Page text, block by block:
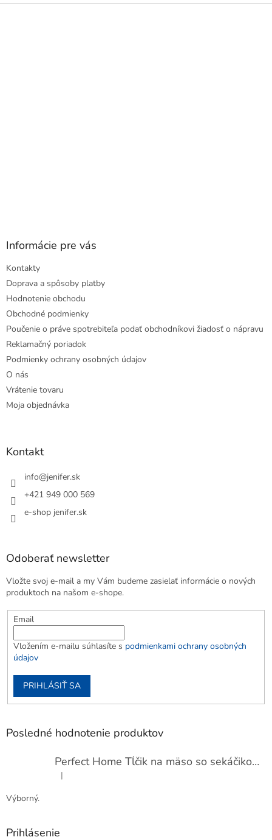
Z
Informácie pre vás
Kontakty
Doprava a spôsoby platby
Hodnotenie obchodu
Obchodné podmienky
Poučenie o práve spotrebiteľa podať obchodníkovi žiadosť o nápravu
Reklamačný poriadok
Podmienky ochrany osobných údajov
O nás
Vrátenie tovaru
Moja objednávka
Kontakt
info@jenifer.sk
+421 949 000 569
e-shop jenifer.sk
Odoberať newsletter
Vložte svoj e-mail a my Vám budeme zasielať informácie o nových
produktoch na našom e-shope.
Email
Vložením e-mailu súhlasíte s podmienkami ochrany osobných
údajov
PRIHLÁSIŤ SA
Posledné hodnotenie produktov
Perfect Home Tĺčik na mäso so sekáčikom, 56893
Hodnotenie produktu je 5 z 5 hviezdičiek.
|
Výborný.
Prihlásenie